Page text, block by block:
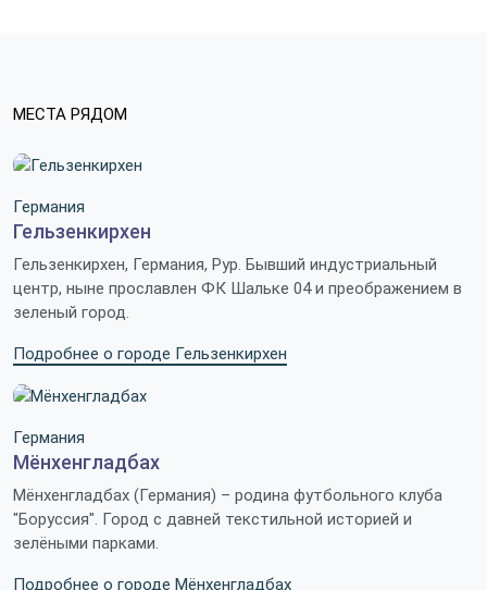
МЕСТА РЯДОМ
Германия
Гельзенкирхен
Гельзенкирхен, Германия, Рур. Бывший индустриальный
центр, ныне прославлен ФК Шальке 04 и преображением в
зеленый город.
Подробнее о городе Гельзенкирхен
Германия
Мёнхенгладбах
Мёнхенгладбах (Германия) – родина футбольного клуба
"Боруссия". Город с давней текстильной историей и
зелёными парками.
Подробнее о городе Мёнхенгладбах